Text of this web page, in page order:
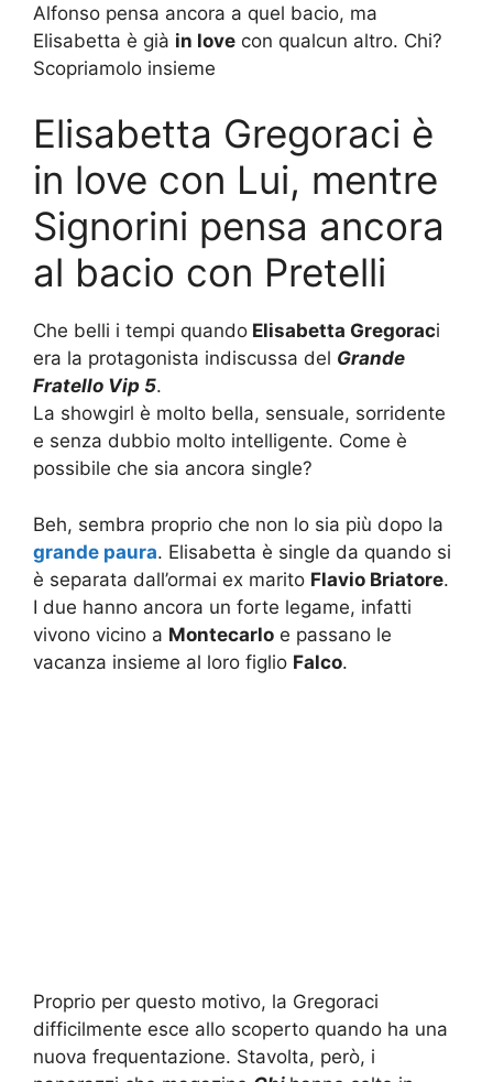
Alfonso pensa ancora a quel bacio, ma
Elisabetta è già in love con qualcun altro. Chi?
Scopriamolo insieme
Elisabetta Gregoraci è
in love con Lui, mentre
Signorini pensa ancora
al bacio con Pretelli
Che belli i tempi quando Elisabetta Gregoraci
era la protagonista indiscussa del Grande
Fratello Vip 5.
La showgirl è molto bella, sensuale, sorridente
e senza dubbio molto intelligente. Come è
possibile che sia ancora single?
Beh, sembra proprio che non lo sia più dopo la
grande paura. Elisabetta è single da quando si
è separata dall’ormai ex marito Flavio Briatore.
I due hanno ancora un forte legame, infatti
vivono vicino a Montecarlo e passano le
vacanza insieme al loro figlio Falco.
Proprio per questo motivo, la Gregoraci
difficilmente esce allo scoperto quando ha una
nuova frequentazione. Stavolta, però, i